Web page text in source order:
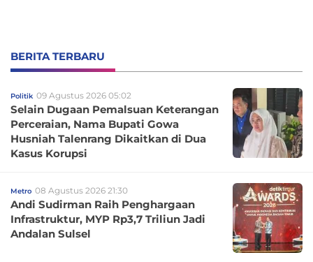
BERITA TERBARU
Politik 09 Agustus 2026 05:02
Selain Dugaan Pemalsuan Keterangan
Perceraian, Nama Bupati Gowa
Husniah Talenrang Dikaitkan di Dua
Kasus Korupsi
Metro 08 Agustus 2026 21:30
Andi Sudirman Raih Penghargaan
Infrastruktur, MYP Rp3,7 Triliun Jadi
Andalan Sulsel